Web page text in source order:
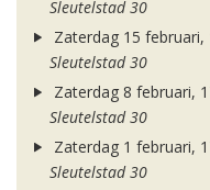
Sleutelstad 30
Zaterdag 15 februari,
Sleutelstad 30
Zaterdag 8 februari,
Sleutelstad 30
Zaterdag 1 februari,
Sleutelstad 30